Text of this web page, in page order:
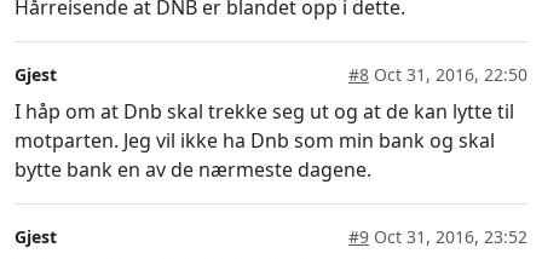
Hårreisende at DNB er blandet opp i dette.
Gjest #8 Oct 31, 2016, 22:50
I håp om at Dnb skal trekke seg ut og at de kan lytte til
motparten. Jeg vil ikke ha Dnb som min bank og skal
bytte bank en av de nærmeste dagene.
Gjest #9 Oct 31, 2016, 23:52